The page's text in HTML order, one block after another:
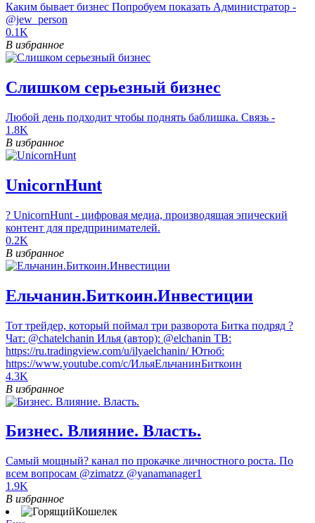
Каким бывает бизнес Попробуем показать Администратор -
@jew_person
0.1K
В избранное
Слишком серьезный бизнес
Любой день подходит чтобы поднять баблишка. Связь -
1.8K
В избранное
UnicornHunt
? UnicornHunt - цифровая медиа, производящая эпический
контент для предпринимателей.
0.2K
В избранное
Ельчанин.Биткоин.Инвестиции
Тот трейдер, который поймал три разворота Битка подряд ?
Чат: @chatelchanin Илья (автор): @elchanin ТВ:
https://ru.tradingview.com/u/ilyaelchanin/ Ютюб:
https://www.youtube.com/c/ИльяЕльчанинБиткоин
4.3K
В избранное
Бизнес. Влияние. Власть.
Самый мощный? канал по прокачке личностного роста. По
всем вопросам @zimatzz @yanamanager1
1.9K
В избранное